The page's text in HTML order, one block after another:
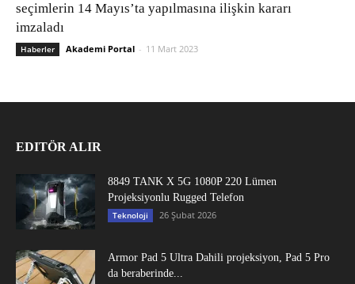
seçimlerin 14 Mayıs’ta yapılmasına ilişkin kararı
imzaladı
Haberler Akademi Portal - 11 Mart 2023
EDITÖR ALIR
8849 TANK X 5G 1080P 220 Lümen
Projeksiyonlu Rugged Telefon
Teknoloji 26 Şubat 2026
Armor Pad 5 Ultra Dahili projeksiyon, Pad 5 Pro
da beraberinde...